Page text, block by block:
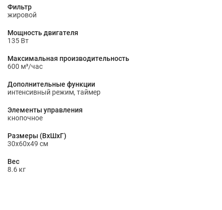
Фильтр
жировой
Мощность двигателя
135 Вт
Максимальная производительность
600 м³/час
Дополнительные функции
интенсивный режим, таймер
Элементы управления
кнопочное
Размеры (ВхШхГ)
30х60х49 см
Вес
8.6 кг